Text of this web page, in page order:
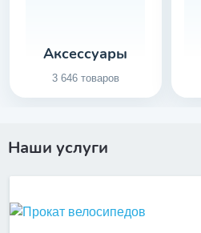
Аксессуары
3 646 товаров
Наши услуги